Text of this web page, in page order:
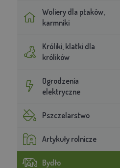
Woliery dla ptaków,
karmniki
Króliki, klatki dla
królików
Ogrodzenia
elektryczne
Pszczelarstwo
Artykuły rolnicze
Bydło